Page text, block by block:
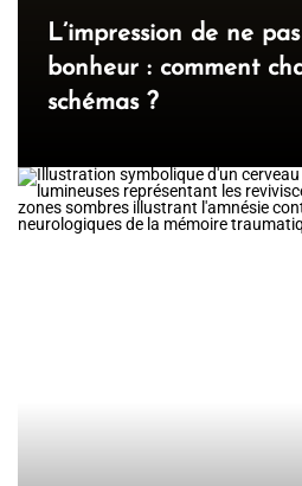
L’impression de ne
bonheur : comment
schémas ?